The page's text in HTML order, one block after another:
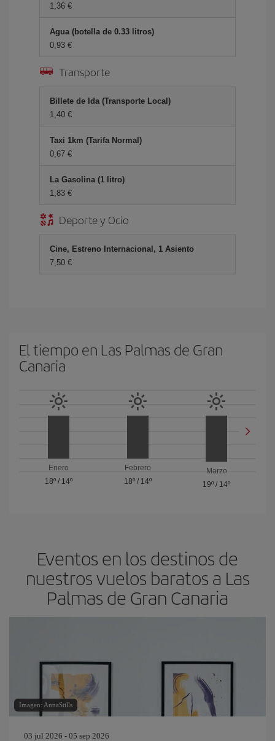
1,36
Agua (botella de 0.33 litros)
0,93
Transporte
Billete de Ida (Transporte Local)
1,40
Taxi 1km (Tarifa Normal)
0,67
La Gasolina (1 litro)
1,83
Deporte y Ocio
Cine, Estreno Internacional, 1 Asiento
7,50
El tiempo en Las Palmas de Gran
Canaria
Enero
18º/ 14º
Febrero
18º/ 14º
Marzo
19º / 14º
Eventos en los destinos de
nuestros vuelos baratos a Las
Palmas de Gran Canaria
Imagen: AnnaStills
03 jul 2026 - 05 sep 2026